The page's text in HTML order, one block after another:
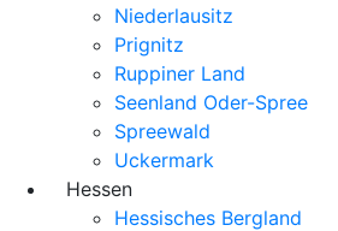
Niederlausitz
Prignitz
Ruppiner Land
Seenland Oder-Spree
Spreewald
Uckermark
Hessen
Hessisches Bergland